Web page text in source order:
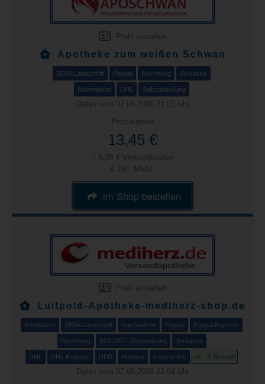
Profil einsehen
Apotheke zum weißen Schwan
SEPA/Lastschrift Paypal Rechnung Vorkasse
Botendienst DHL Selbstabholung
Daten vom 07.08.2026 21:01 Uhr
Produktpreis
13,45 €
+ 6,95 € Versandkosten
& inkl. MwSt.
im Shop bestellen
Profil einsehen
Luitpold-Apotheke-mediherz-shop.de
Kreditkarte SEPA/Lastschrift Nachnahme Paypal Paypal Express
Rechnung SOFORT Überweisung Vorkasse
DHL DHL Express DPD Hermes trans-o-flex E-Rezept
Daten vom 07.08.2026 21:04 Uhr